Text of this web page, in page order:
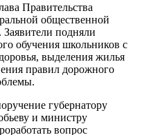
Правительства
общественной
подняли
обучения школьников с
выделения жилья
правил дорожного
губернатору
и министру
вопрос